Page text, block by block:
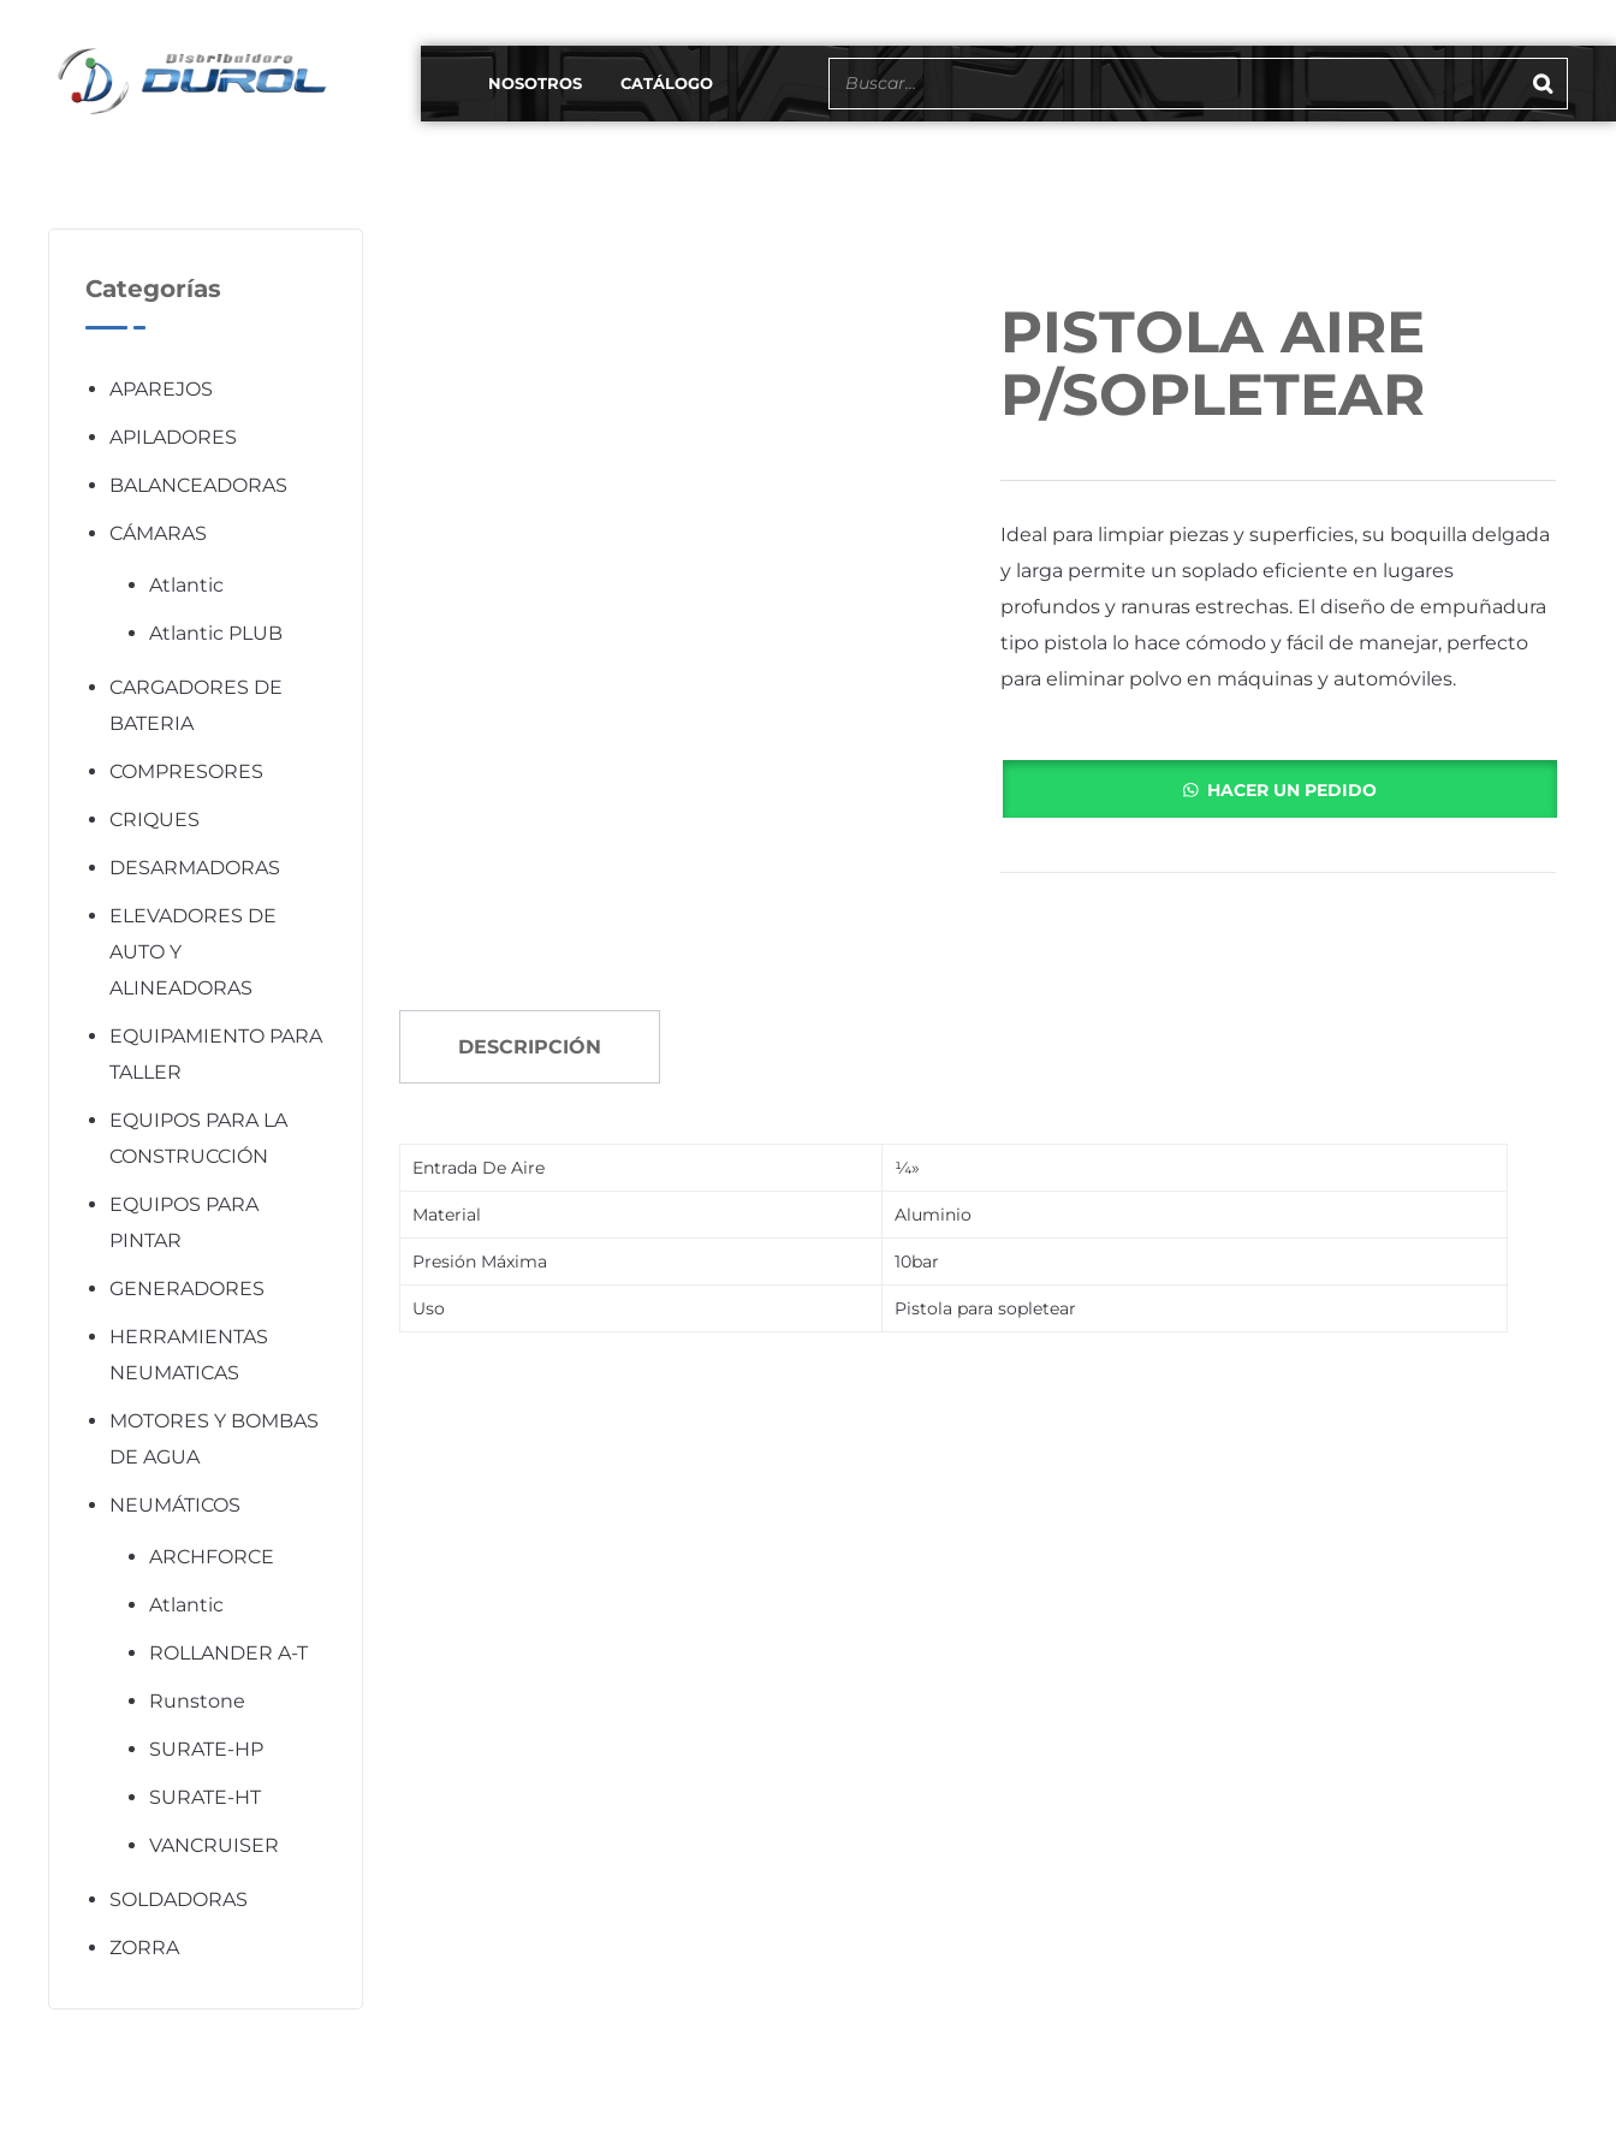
NOSOTROS CATÁLOGO
PISTOLA AIRE
P/SOPLETEAR
Ideal para limpiar piezas y superficies, su boquilla delgada
y larga permite un soplado eficiente en lugares
profundos y ranuras estrechas. El diseño de empuñadura
tipo pistola lo hace cómodo y fácil de manejar, perfecto
para eliminar polvo en máquinas y automóviles.
HACER UN PEDIDO
DESCRIPCIÓN
Entrada De Aire ¼»
Material Aluminio
Presión Máxima 10bar
Uso Pistola para sopletear
Categorías
APAREJOS
APILADORES
BALANCEADORAS
CÁMARAS
Atlantic
Atlantic PLUB
CARGADORES DE
BATERIA
COMPRESORES
CRIQUES
DESARMADORAS
ELEVADORES DE
AUTO Y
ALINEADORAS
EQUIPAMIENTO PARA
TALLER
EQUIPOS PARA LA
CONSTRUCCIÓN
EQUIPOS PARA
PINTAR
GENERADORES
HERRAMIENTAS
NEUMATICAS
MOTORES Y BOMBAS
DE AGUA
NEUMÁTICOS
ARCHFORCE
Atlantic
ROLLANDER A-T
Runstone
SURATE-HP
SURATE-HT
VANCRUISER
SOLDADORAS
ZORRA